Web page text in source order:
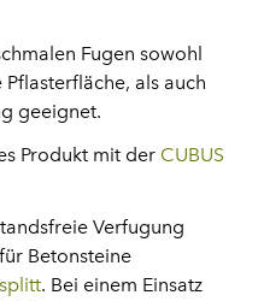
Fugen sowohl
als auch
geeignet.
Produkt mit der CUBUS
Verfugung
Betonsteine
. Bei einem Einsatz